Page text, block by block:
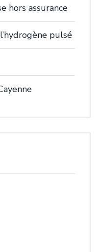
hors assurance
pulsé